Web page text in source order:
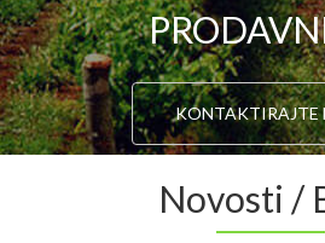
KONTAKTIRAJTE
Novosti /